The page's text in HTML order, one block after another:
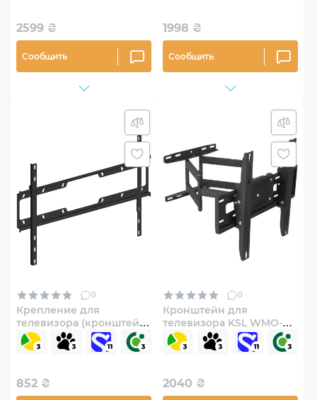
2599 ₴
Сообщить
1998 ₴
Сообщить
0
Крепление для
телевизора (кронштейн)
KSL Simpler 68EP
852 ₴
0
Кронштейн для
телевизора KSL WMO-
6246T 37"-65" с наклоном
2040 ₴